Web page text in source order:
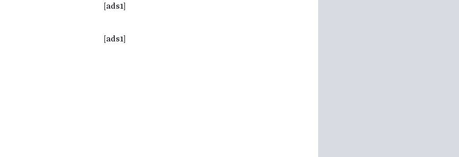
[ads1]
[ads1]